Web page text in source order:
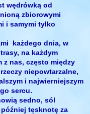
wędrówką od
zbiorowymi
i samymi tylko
każdego dnia, w
na każdym
z nas, często między
niepowtarzalne,
i najwierniejszym
sercu.
sedno, sól
tęsknotę za